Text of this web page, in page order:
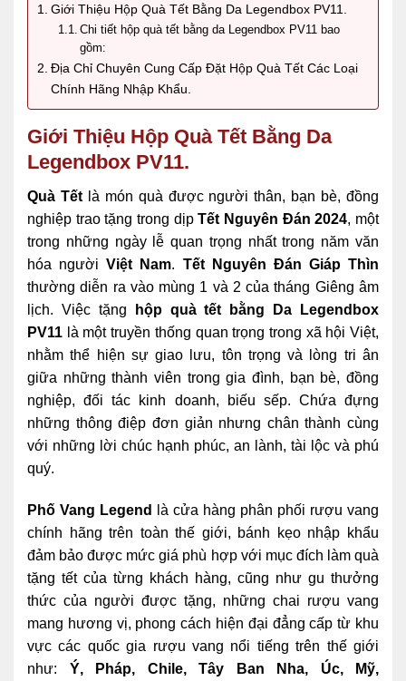
Giới Thiệu Hộp Quà Tết Bằng Da Legendbox PV11.
Chi tiết hộp quà tết bằng da Legendbox PV11 bao
gồm:
Địa Chỉ Chuyên Cung Cấp Đặt Hộp Quà Tết Các Loại
Chính Hãng Nhập Khẩu.
Giới Thiệu Hộp Quà Tết Bằng Da
Legendbox PV11.
Quà Tếtlà món quà được người thân, bạn bè, đồng
nghiệp trao tặng trong dịpTết Nguyên Đán 2024, một
trong những ngày lễ quan trọng nhất trong năm văn
hóa ngườiViệt Nam. Tết Nguyên Đán Giáp Thìn
thường diễn ra vào mùng 1 và 2 của tháng Giêng âm
lịch. Việc tặng
hộp quà tết bằng Da Legendbox
PV11 là một truyền thống quan trọng trong xã hội Việt,
nhằm thể hiện sự giao lưu, tôn trọng và lòng tri ân
giữa những thành viên trong gia đình, bạn bè, đồng
nghiệp, đối tác kinh doanh, biếu sếp. Chứa đựng
những thông điệp đơn giản nhưng chân thành cùng
với những lời chúc hạnh phúc, an lành, tài lộc và phú
quý.
Phố Vang Legend
là cửa hàng phân phối rượu vang
chính hãng trên toàn thế giới, bánh kẹo nhập khẩu
đảm bảo được mức giá phù hợp với mục đích làm quà
tặng tết của từng khách hàng, cũng như gu thưởng
thức của người được tặng, những chai rượu vang
mang hương vị, phong cách hiện đại đẳng cấp từ khu
vực các quốc gia rượu vang nổi tiếng trên thế giới
như: Ý, Pháp, Chile, Tây Ban Nha, Úc, Mỹ,